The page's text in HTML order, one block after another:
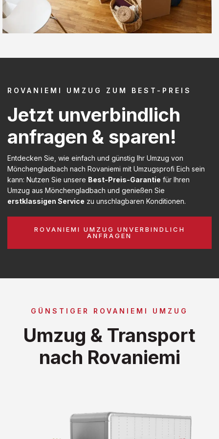
ROVANIEMI UMZUG ZUM BEST-PREIS
Jetzt unverbindlich
anfragen & sparen!
Entdecken Sie, wie einfach und günstig Ihr Umzug von
Mönchengladbach nach Rovaniemi mit Umzugsprofi Eich sein
kann: Nutzen Sie unsere Best-Preis-Garantie für Ihren
Umzug aus Mönchengladbach und genießen Sie
erstklassigen Service zu unschlagbaren Konditionen.
ROVANIEMI UMZUG UNVERBINDLICH
ANFRAGEN
GÜNSTIGER ROVANIEMI UMZUG
Umzug & Transport
nach Rovaniemi